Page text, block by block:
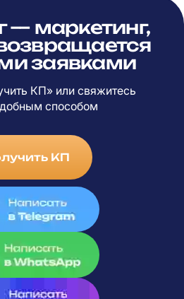
— маркетинг,
заявками
КП» или свяжитесь
способом
КП